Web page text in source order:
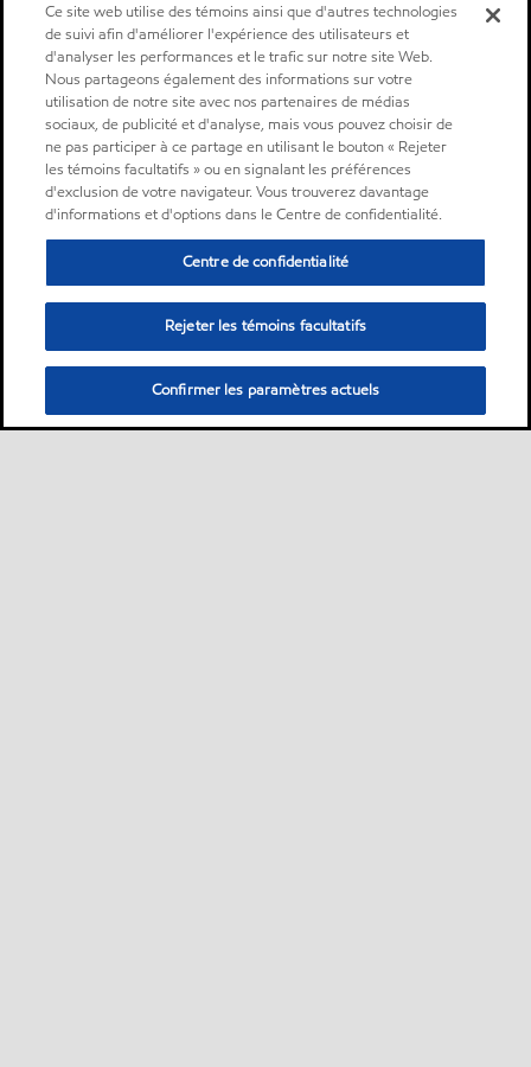
Ce site web utilise des témoins ainsi que d'autres technologies
de suivi afin d'améliorer l'expérience des utilisateurs et
d'analyser les performances et le trafic sur notre site Web.
Nous partageons également des informations sur votre
utilisation de notre site avec nos partenaires de médias
sociaux, de publicité et d'analyse, mais vous pouvez choisir de
ne pas participer à ce partage en utilisant le bouton « Rejeter
les témoins facultatifs » ou en signalant les préférences
d'exclusion de votre navigateur. Vous trouverez davantage
d'informations et d'options dans le Centre de confidentialité.
Centre de confidentialité
Rejeter les témoins facultatifs
Confirmer les paramètres actuels